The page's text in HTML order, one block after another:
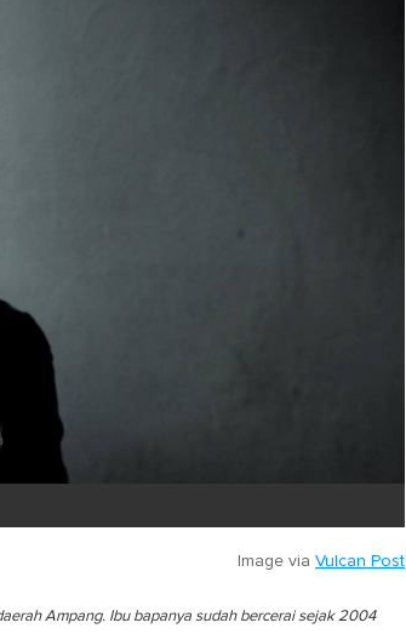
Image via Vulcan Post
Ampang. Ibu bapanya sudah bercerai sejak 2004